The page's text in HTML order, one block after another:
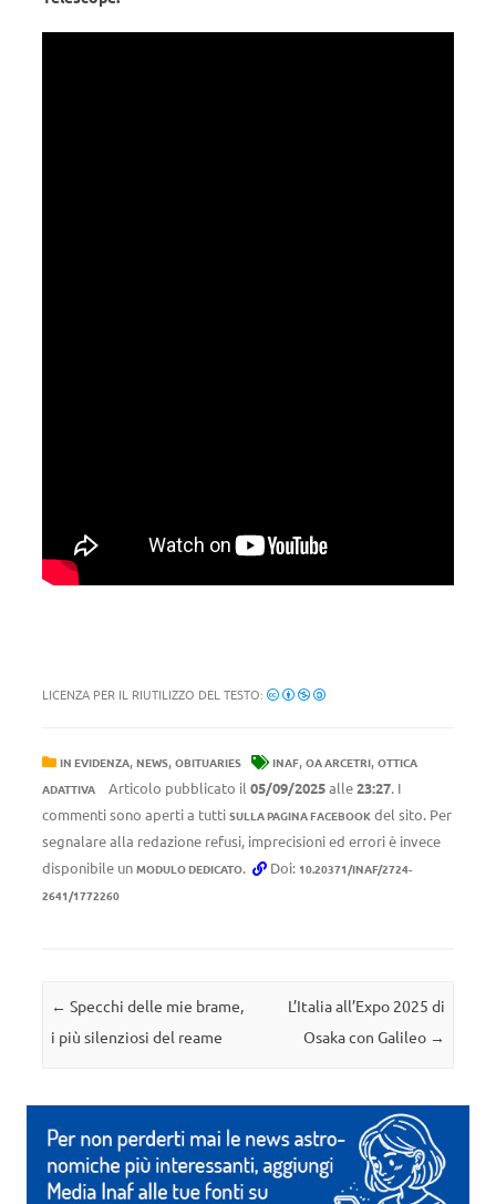
LICENZA PER IL RIUTILIZZO DEL TESTO:
IN EVIDENZA, NEWS, OBITUARIES INAF, OA ARCETRI, OTTICA
ADATTIVA
Articolo pubblicato il 05/09/2025alle23:27. I
commenti sono aperti a tutti SULLA PAGINA FACEBOOK del sito. Per
segnalare alla redazione refusi, imprecisioni ed errori è invece
disponibile un MODULO DEDICATO. Doi: 10.20371/INAF/2724-
2641/1772260
Navigazione articolo
← Specchi delle mie brame,
i più silenziosi del reame
L’Italia all’Expo 2025 di
Osaka con Galileo →